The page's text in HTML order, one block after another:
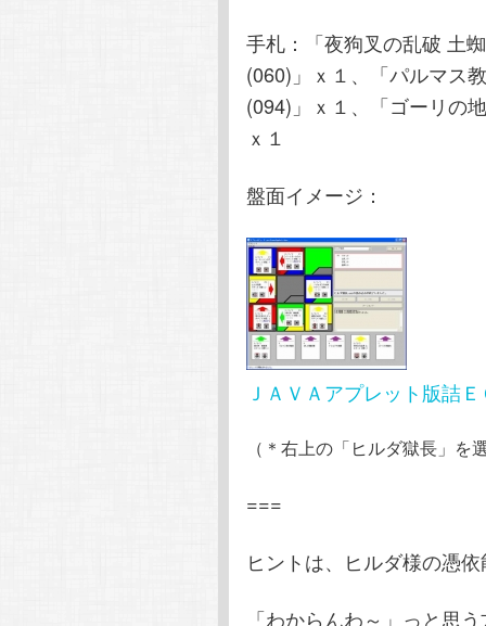
手札：「夜狗叉の乱破 土
(060)」ｘ１、「パルマス
(094)」ｘ１、「ゴーリの
ｘ１
盤面イメージ：
ＪＡＶＡアプレット版詰
（＊右上の「ヒルダ獄長」
===
ヒントは、ヒルダ様の憑
「わからんわ～」っと思